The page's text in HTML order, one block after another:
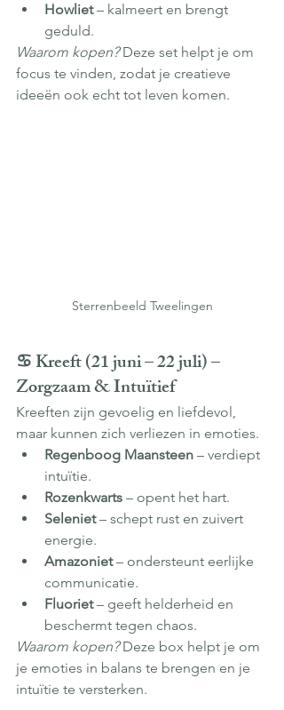
Howliet – kalmeert en brengt
geduld.
Waarom kopen? Deze set helpt je om
focus te vinden, zodat je creatieve
ideeën ook echt tot leven komen.
Sterrenbeeld Tweelingen
♋ Kreeft (21 juni – 22 juli) –
Zorgzaam & Intuïtief
Kreeften zijn gevoelig en liefdevol,
maar kunnen zich verliezen in emoties.
Regenboog Maansteen – verdiept
intuïtie.
Rozenkwarts – opent het hart.
Seleniet – schept rust en zuivert
energie.
Amazoniet – ondersteunt eerlijke
communicatie.
Fluoriet – geeft helderheid en
beschermt tegen chaos.
Waarom kopen? Deze box helpt je om
je emoties in balans te brengen en je
intuïtie te versterken.